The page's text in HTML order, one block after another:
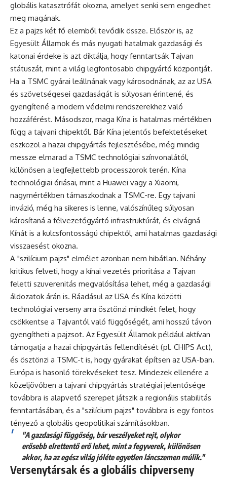
globális katasztrófát okozna, amelyet senki sem engedhet
meg magának.
Ez a pajzs két fő elemből tevődik össze. Először is, az
Egyesült Államok és más nyugati hatalmak gazdasági és
katonai érdeke is azt diktálja, hogy fenntartsák Tajvan
státuszát, mint a világ legfontosabb chipgyártó központját.
Ha a TSMC gyárai leállnának vagy károsodnának, az az USA
és szövetségesei gazdaságát is súlyosan érintené, és
gyengítené a modern védelmi rendszerekhez való
hozzáférést. Másodszor, maga Kína is hatalmas mértékben
függ a tajvani chipektől. Bár Kína jelentős befektetéseket
eszközöl a hazai chipgyártás fejlesztésébe, még mindig
messze elmarad a TSMC technológiai színvonalától,
különösen a legfejlettebb processzorok terén. Kína
technológiai óriásai, mint a Huawei vagy a Xiaomi,
nagymértékben támaszkodnak a TSMC-re. Egy tajvani
invázió, még ha sikeres is lenne, valószínűleg súlyosan
károsítaná a félvezetőgyártó infrastruktúrát, és elvágná
Kínát is a kulcsfontosságú chipektől, ami hatalmas gazdasági
visszaesést okozna.
A "szilícium pajzs" elmélet azonban nem hibátlan. Néhány
kritikus felveti, hogy a kínai vezetés prioritása a Tajvan
feletti szuverenitás megvalósítása lehet, még a gazdasági
áldozatok árán is. Ráadásul az USA és Kína közötti
technológiai verseny arra ösztönzi mindkét felet, hogy
csökkentse a Tajvantól való függőségét, ami hosszú távon
gyengítheti a pajzsot. Az Egyesült Államok például aktívan
támogatja a hazai chipgyártás fellendítését (pl. CHIPS Act),
és ösztönzi a TSMC-t is, hogy gyárakat építsen az USA-ban.
Európa is hasonló törekvéseket tesz. Mindezek ellenére a
közeljövőben a tajvani chipgyártás stratégiai jelentősége
továbbra is alapvető szerepet játszik a regionális stabilitás
fenntartásában, és a "szilícium pajzs" továbbra is egy fontos
tényező a globális geopolitikai számításokban.
"A gazdasági függőség, bár veszélyeket rejt, olykor
erősebb elrettentő erő lehet, mint a fegyverek, különösen
akkor, ha az egész világ jóléte egyetlen láncszemen múlik."
Versenytársak és a globális chipverseny